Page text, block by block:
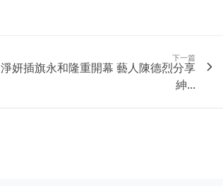
下一篇
淨妍插旗永和隆重開幕 藝人陳德烈分享
紳...